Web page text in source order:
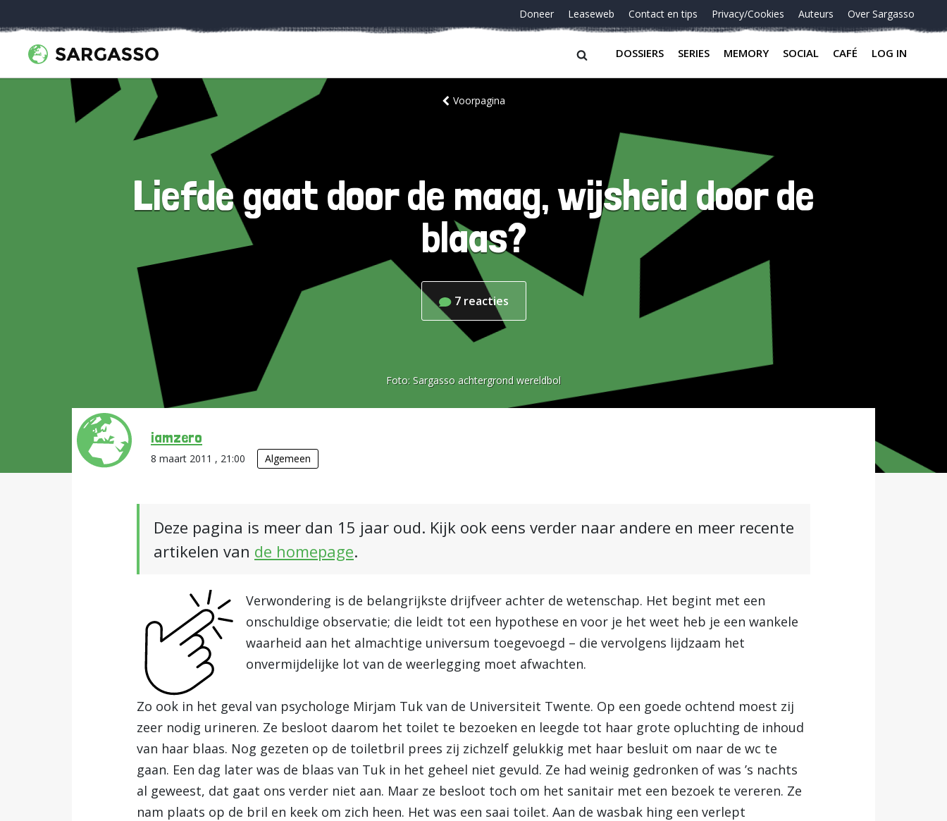
Doneer Leaseweb Contact en tips Privacy/Cookies Auteurs Over Sargasso
DOSSIERS SERIES MEMORY SOCIAL CAFÉ LOG IN
Voorpagina
Liefde gaat door de maag, wijsheid door de
blaas?
7 reacties
Foto: Sargasso achtergrond wereldbol
iamzero
8 maart 2011 , 21:00 Algemeen
Deze pagina is meer dan 15 jaar oud. Kijk ook eens verder naar andere en meer recente
artikelen van de homepage.
Verwondering is de belangrijkste drijfveer achter de wetenschap. Het begint met een
onschuldige observatie; die leidt tot een hypothese en voor je het weet heb je een wankele
waarheid aan het almachtige universum toegevoegd – die vervolgens lijdzaam het
onvermijdelijke lot van de weerlegging moet afwachten.
Zo ook in het geval van psychologe Mirjam Tuk van de Universiteit Twente. Op een goede ochtend moest zij
zeer nodig urineren. Ze besloot daarom het toilet te bezoeken en leegde tot haar grote opluchting de inhoud
van haar blaas. Nog gezeten op de toiletbril prees zij zichzelf gelukkig met haar besluit om naar de wc te
gaan. Een dag later was de blaas van Tuk in het geheel niet gevuld. Ze had weinig gedronken of was ’s nachts
al geweest, dat gaat ons verder niet aan. Maar ze besloot toch om het sanitair met een bezoek te vereren. Ze
nam plaats op de bril en keek om zich heen. Het was een saai toilet. Aan de wasbak hing een verlept